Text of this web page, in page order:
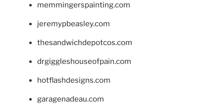
memmingerspainting.com
jeremypbeasley.com
thesandwichdepotcos.com
drgiggleshouseofpain.com
hotflashdesigns.com
garagenadeau.com